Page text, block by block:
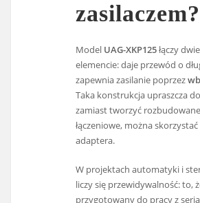
zasilaczem?
Model UAG-XKP125łączy
elemencie: daje przewód o
zapewnia zasilanie poprzez
Taka konstrukcja upraszcza
zamiast tworzyć
łączeniowe, można
adaptera.
W projektach automatyki i
liczy się przewidywalność: to,
przygotowany do pracy z